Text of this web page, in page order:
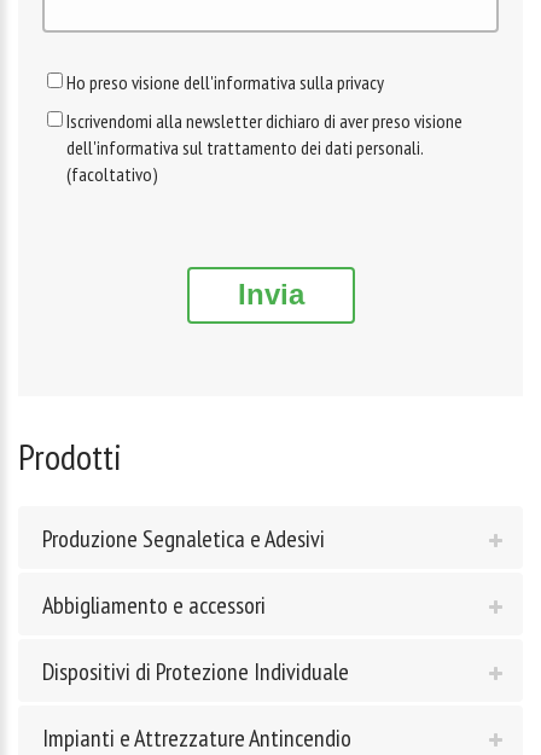
Ho preso visione dell'informativa sulla privacy
Iscrivendomi alla newsletter dichiaro di aver preso visione
dell'informativa sul trattamento dei dati personali.
(facoltativo)
Invia
Prodotti
Produzione Segnaletica e Adesivi
Abbigliamento e accessori
Dispositivi di Protezione Individuale
Impianti e Attrezzature Antincendio